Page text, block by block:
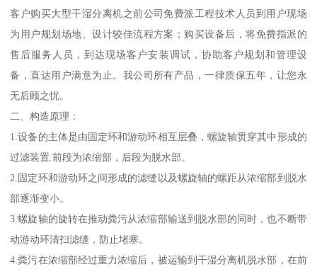
客户购买大型干湿分离机之前公司免费派工程技术人员到用户现场
为用户规划场地、设计较佳流程方案；购买设备后，将免费指派的
售后服务人员，到达现场客户安装调试，协助客户规划和管理设
备，直达用户满意为止。我公司所有产品，一律质保五年，让您永
无后顾之忧。
二、构造原理：
1.设备的主体是由固定环和游动环相互层叠，螺旋轴贯穿其中形成的
过滤装置.前段为浓缩部，后段为脱水部。
2.固定环和游动环之间形成的滤缝以及螺旋轴的螺距从浓缩部到脱水
部逐渐变小。
3.螺旋轴的旋转在推动粪污从浓缩部输送到脱水部的同时，也不断带
动游动环清扫滤缝，防止堵塞。
4.粪污在浓缩部经过重力浓缩后，被运输到干湿分离机脱水部，在前